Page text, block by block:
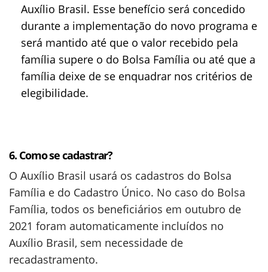
Auxílio Brasil. Esse benefício será concedido
durante a implementação do novo programa e
será mantido até que o valor recebido pela
família supere o do Bolsa Família ou até que a
família deixe de se enquadrar nos critérios de
elegibilidade.
6. Como se cadastrar?
O Auxílio Brasil usará os cadastros do Bolsa
Família e do Cadastro Único. No caso do Bolsa
Família, todos os beneficiários em outubro de
2021 foram automaticamente incluídos no
Auxílio Brasil, sem necessidade de
recadastramento.